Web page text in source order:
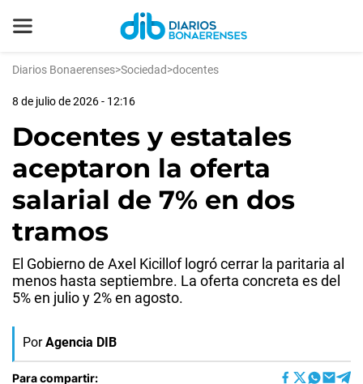
Diarios Bonaerenses>Sociedad>docentes
8 de julio de 2026 - 12:16
Docentes y estatales
aceptaron la oferta
salarial de 7% en dos
tramos
El Gobierno de Axel Kicillof logró cerrar la paritaria al
menos hasta septiembre. La oferta concreta es del
5% en julio y 2% en agosto.
Por Agencia DIB
Para compartir: